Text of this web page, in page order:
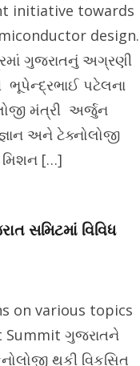
initiative towards
design.
ગુજરાતનું અગ્રણી
ભૂપેન્દ્રભાઈ પટેલના
મંત્રી અર્જુન
અને ટેક્નોલોજી
મિશન […]
સમિટમાં વિવિધ
on various topics
Summit ગુજરાતને
થકી વિકસિત